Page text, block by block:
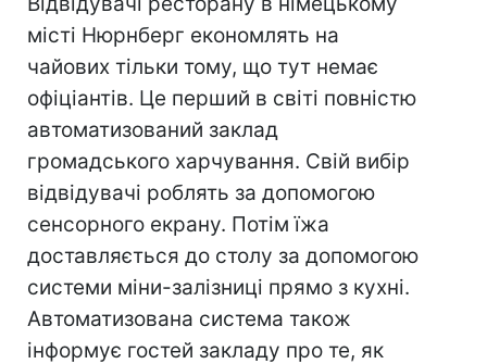
місті Нюрнберг економлять на
чайових тільки тому, що тут немає
офіціантів. Це перший в світі повністю
автоматизований заклад
громадського харчування. Свій вибір
відвідувачі роблять за допомогою
сенсорного екрану. Потім їжа
доставляється до столу за допомогою
системи міни-залізниці прямо з кухні.
Автоматизована система також
інформує гостей закладу про те, як